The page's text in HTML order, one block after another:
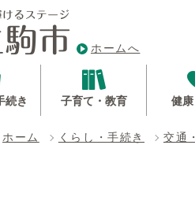
ホームへ
続き 子育て・教育 健
ホーム くらし・手続き 交通